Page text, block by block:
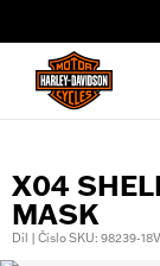
X04
MASK
Díl | Číslo SKU: 98239-